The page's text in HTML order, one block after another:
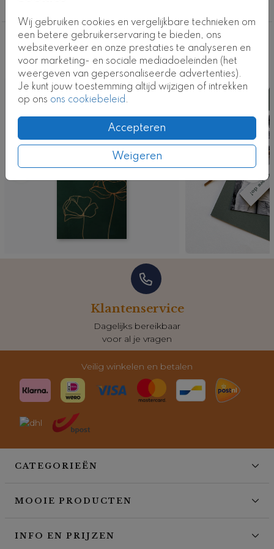
Wij gebruiken cookies en vergelijkbare technieken om
een betere gebruikerservaring te bieden, ons
websiteverkeer en onze prestaties te analyseren en
voor marketing- en sociale mediadoeleinden (het
weergeven van gepersonaliseerde advertenties).
Je kunt jouw toestemming altijd wijzigen of intrekken
op ons ons cookiebeleid.
Accepteren
Weigeren
de achtergrondkleur. Klaar met je aanpassingen?
Bestel een drukproef en bekijk het resultaat in het
echt.
Kaartcode: FD-T0629
Deze ontwerpen vind je misschien ook
leuk
Kaart
Klantenservice
Dagelijks bereikbaar
voor al je vragen
Veilig winkelen en betalen
CATEGORIEËN
MOOIE PRODUCTEN
INFO EN PRIJZEN